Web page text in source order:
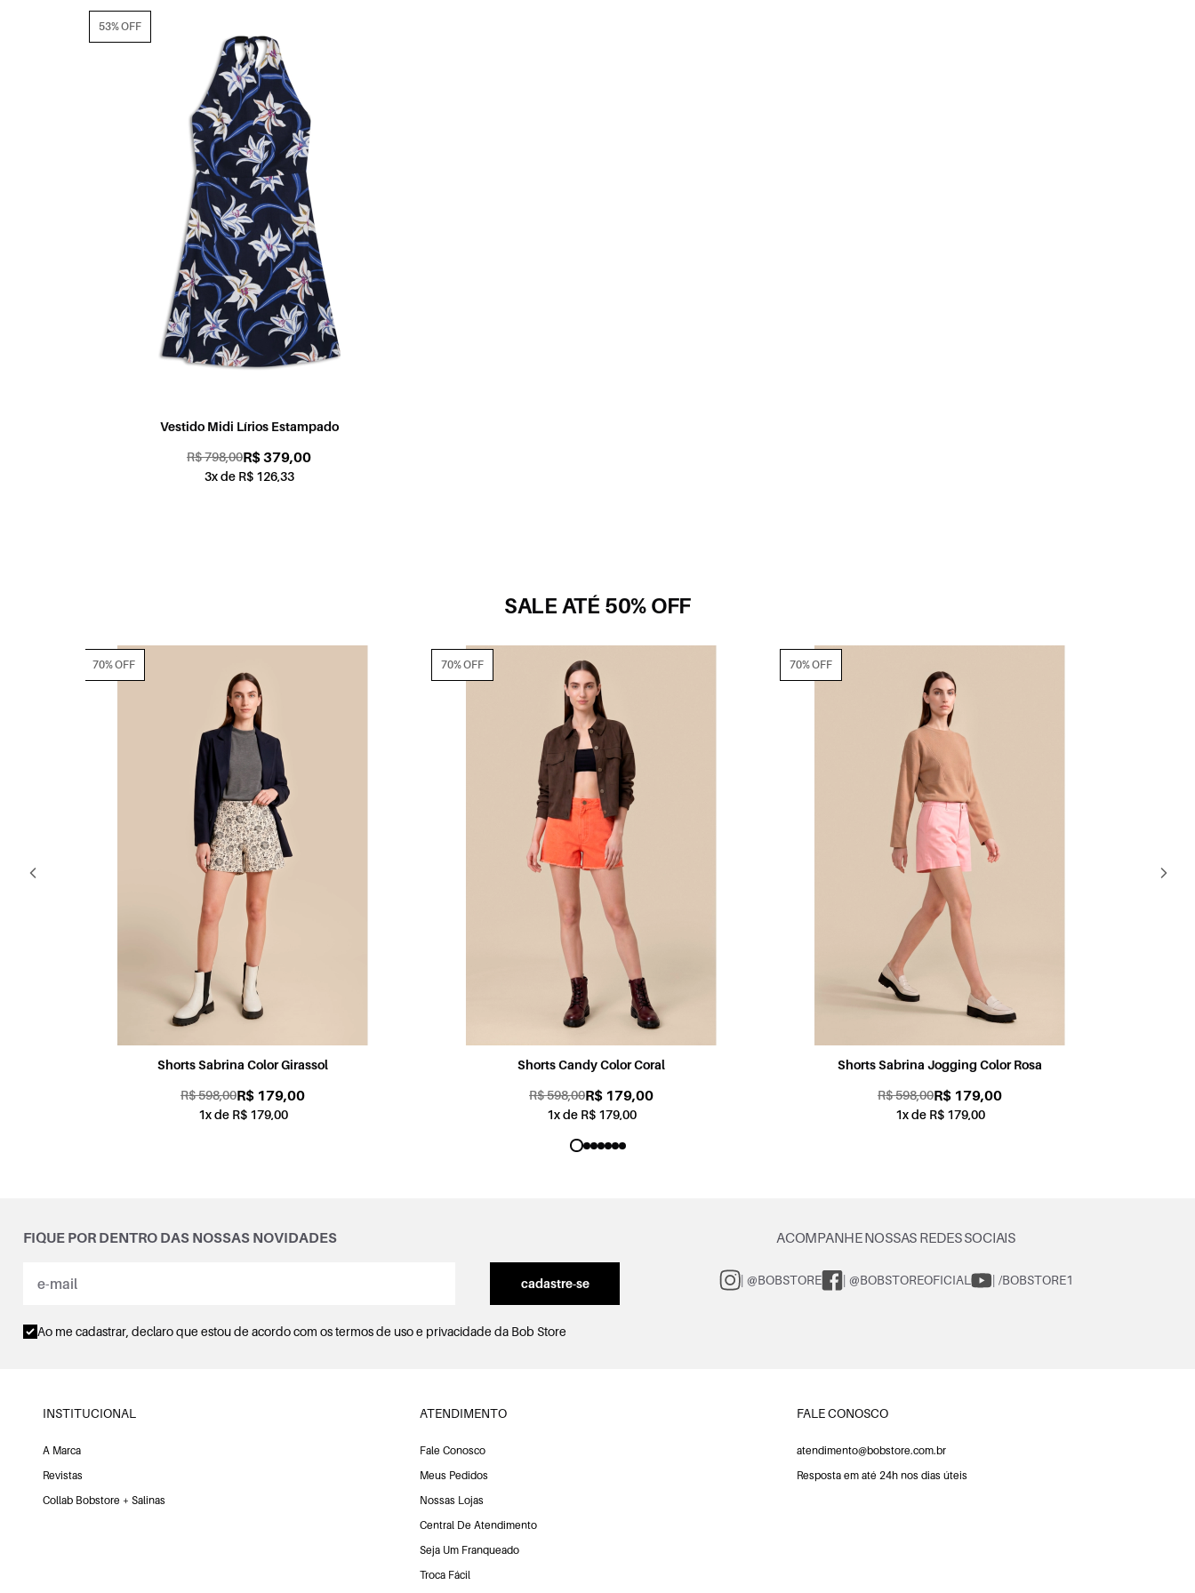
Vestido Midi Lírios Estampado
R$ 798,00R$ 379,00
3x de R$ 126,33
53% OFF
SALE ATÉ 50% OFF
Shorts Candy Color Coral
R$ 598,00R$ 179,00
1x de R$ 179,00
70% OFF
Shorts Sabrina Jogging Color Rosa
R$ 598,00R$ 179,00
1x de R$ 179,00
70% OFF
Shorts Sabrina Jogging Color Petróleo
R$ 598,00R$ 179,00
1x de R$ 179,00
70% OFF
FIQUE POR DENTRO DAS NOSSAS NOVIDADES
cadastre-se
Ao me cadastrar, declaro que estou de acordo com ostermos de uso e privacidadeda Bob Store
ACOMPANHE NOSSAS REDES SOCIAIS
| @BOBSTORE | @BOBSTOREOFICIAL | /BOBSTORE1
INSTITUCIONAL
A Marca
Revistas
Collab Bobstore + Salinas
ATENDIMENTO
Fale Conosco
Meus Pedidos
Nossas Lojas
Central De Atendimento
Seja Um Franqueado
Troca Fácil
FALE CONOSCO
atendimento@bobstore.com.br
Resposta em até 24h nos dias úteis